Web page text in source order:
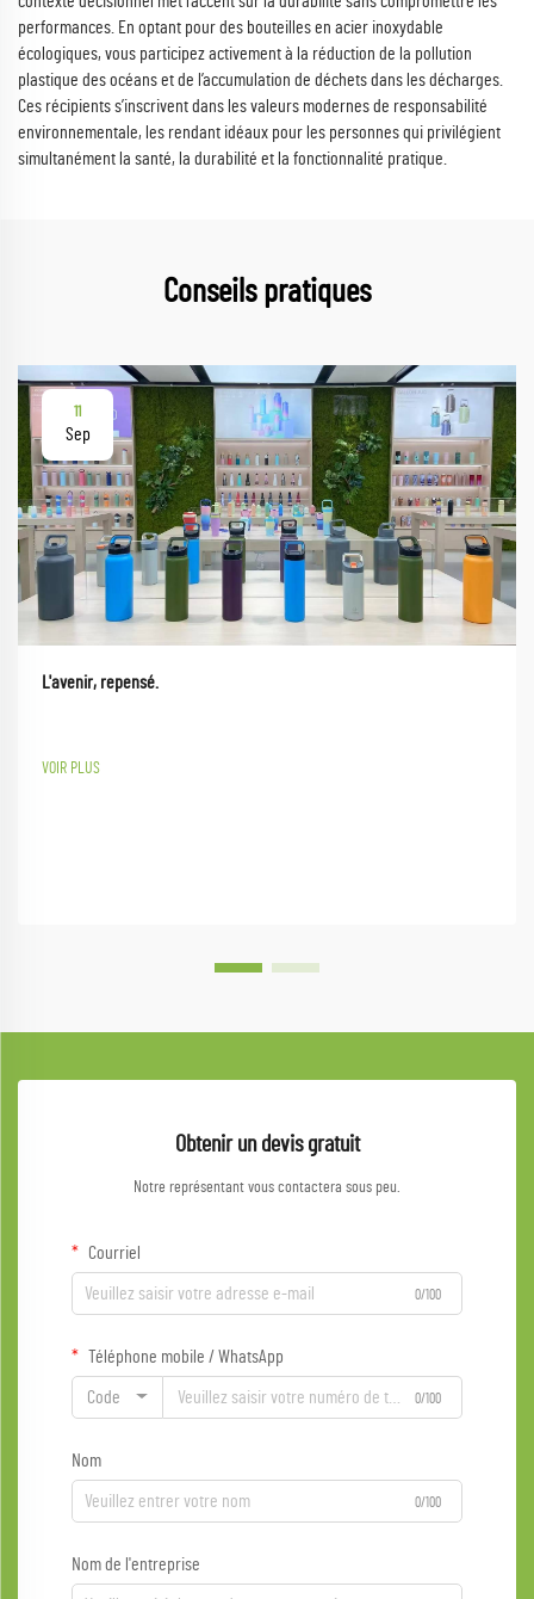
performances. En optant pour des bouteilles en acier inoxydable
écologiques, vous participez activement à la réduction de la pollution
plastique des océans et de l’accumulation de déchets dans les décharges.
Ces récipients s’inscrivent dans les valeurs modernes de responsabilité
environnementale, les rendant idéaux pour les personnes qui privilégient
simultanément la santé, la durabilité et la fonctionnalité pratique.
Conseils pratiques
11
Sep
L'avenir, repensé.
VOIR PLUS
Obtenir un devis gratuit
Notre représentant vous contactera sous peu.
Courriel
0/100
Téléphone mobile / WhatsApp
Code 0/100
Nom
0/100
Nom de l'entreprise